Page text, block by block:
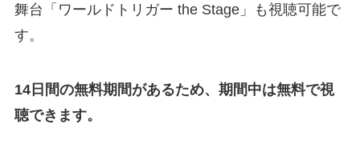
舞台「ワールドトリガー the Stage」も視聴可能で
す。
14日間の無料期間があるため、期間中は無料で視
聴できます。